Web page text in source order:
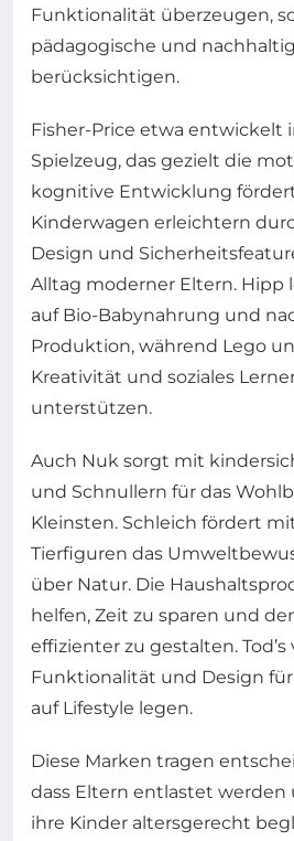
Funktionalität überzeugen,
pädagogische und
berücksichtigen.
Fisher-Price etwa entwickelt
Spielzeug, das gezielt die
kognitive Entwicklung
Kinderwagen erleichtern
Design und
Alltag moderner Eltern. Hipp
auf Bio-Babynahrung und
Produktion, während Lego
Kreativität und soziales
unterstützen.
Auch Nuk sorgt mit
und Schnullern für das
Kleinsten. Schleich fördert
Tierfiguren das
über Natur. Die
helfen, Zeit zu sparen und
effizienter zu gestalten.
Funktionalität und Design
auf Lifestyle legen.
Diese Marken tragen
dass Eltern entlastet werden
ihre Kinder altersgerecht